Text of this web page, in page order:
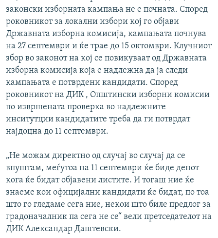
законски изборната кампања не е почната. Според
роковникот за локални избори кој го објави
Државната изборна комисија, кампањата почнува
на 27 септември и ќе трае до 15 октомври. Клучниот
збор во законот на кој се повикуваат од Државната
изборна комисија која е надлежна да ја следи
кампањата е потврдени кандидати. Според
роковникот на ДИК , Општински изборни комисии
по извршената проверка во надлежните
инситутции кандидатите треба да ги потврдат
најдоцна до 11 септември.
„Не можам директно од случај во случај да се
впуштам, меѓутоа на 11 септември ќе биде денот
кога ќе бидат објавени листите. И тогаш ние ќе
знаеме кои официјални кандидати ќе бидат, по тоа
што го гледаме сега ние, некои што биле предлог за
градоначалник па сега не се“ вели претседателот на
ДИК Александар Даштевски.